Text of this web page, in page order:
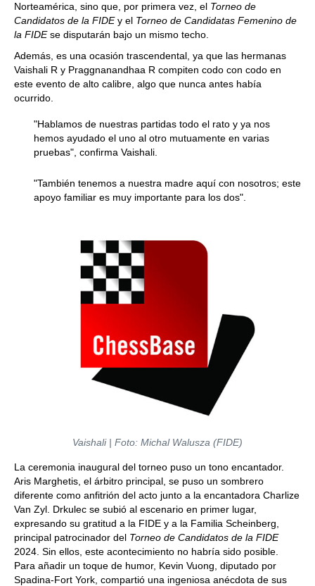
Norteamérica, sino que, por primera vez, el Torneo de
Candidatos de la FIDEy el Torneo de Candidatas Femenino de
la FIDEse disputarán bajo un mismo techo.
Además, es una ocasión trascendental, ya que las hermanas
Vaishali R y Praggnanandhaa R compiten codo con codo en
este evento de alto calibre, algo que nunca antes había
ocurrido.
"Hablamos de nuestras partidas todo el rato y ya nos
hemos ayudado el uno al otro mutuamente en varias
pruebas", confirma Vaishali.
"También tenemos a nuestra madre aquí con nosotros; este
apoyo familiar es muy importante para los dos".
Vaishali | Foto: Michal Walusza (FIDE)
La ceremonia inaugural del torneo puso un tono encantador.
Aris Marghetis, el árbitro principal, se puso un sombrero
diferente como anfitrión del acto junto a la encantadora Charlize
Van Zyl. Drkulec se subió al escenario en primer lugar,
expresando su gratitud a la FIDE y a la Familia Scheinberg,
principal patrocinador del Torneo de Candidatos de la FIDE
2024. Sin ellos, este acontecimiento no habría sido posible.
Para añadir un toque de humor, Kevin Vuong, diputado por
Spadina-Fort York, compartió una ingeniosa anécdota de sus